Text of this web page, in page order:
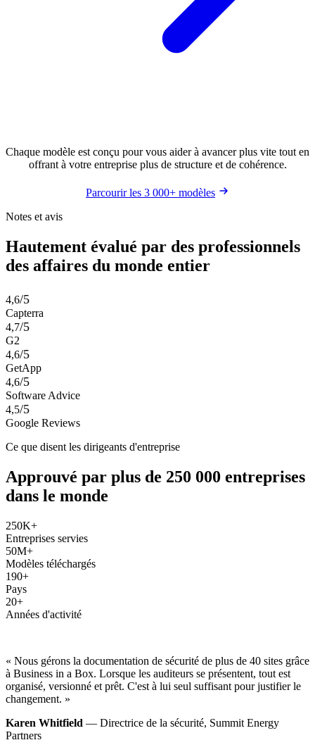
Chaque modèle est conçu pour vous aider à avancer plus vite tout en
offrant à votre entreprise plus de structure et de cohérence.
Parcourir les 3 000+ modèles
Notes et avis
Hautement évalué par des professionnels
des affaires du monde entier
4,6/5
Capterra
4,7/5
G2
4,6/5
GetApp
4,6/5
Software Advice
4,5/5
Google Reviews
Ce que disent les dirigeants d'entreprise
Approuvé par plus de 250 000 entreprises
dans le monde
250K+
Entreprises servies
50M+
Modèles téléchargés
190+
Pays
20+
Années d'activité
« Nous gérons la documentation de sécurité de plus de 40 sites grâce
à Business in a Box. Lorsque les auditeurs se présentent, tout est
organisé, versionné et prêt. C'est à lui seul suffisant pour justifier le
changement. »
Karen Whitfield — Directrice de la sécurité, Summit Energy
Partners